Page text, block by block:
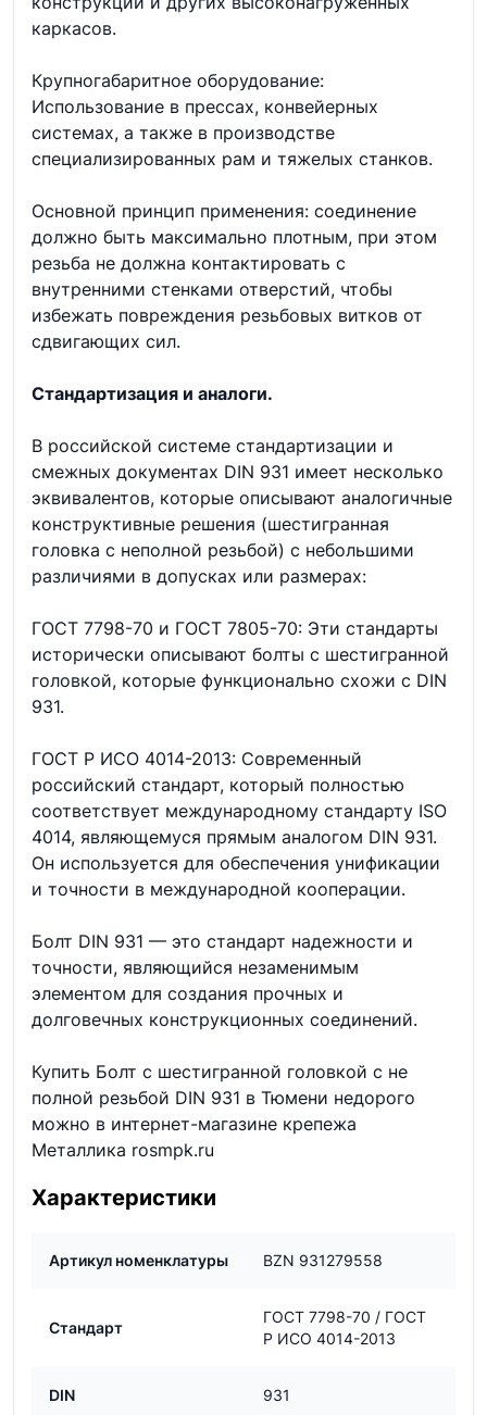
каркасов.
Крупногабаритное оборудование:
Использование в прессах, конвейерных
системах, а также в производстве
специализированных рам и тяжелых станков.
Основной принцип применения: соединение
должно быть максимально плотным, при этом
резьба не должна контактировать с
внутренними стенками отверстий, чтобы
избежать повреждения резьбовых витков от
сдвигающих сил.
Стандартизация и аналоги.
В российской системе стандартизации и
смежных документах DIN 931 имеет несколько
эквивалентов, которые описывают аналогичные
конструктивные решения (шестигранная
головка с неполной резьбой) с небольшими
различиями в допусках или размерах:
ГОСТ 7798-70 и ГОСТ 7805-70: Эти стандарты
исторически описывают болты с шестигранной
головкой, которые функционально схожи с DIN
931.
ГОСТ Р ИСО 4014-2013: Современный
российский стандарт, который полностью
соответствует международному стандарту ISO
4014, являющемуся прямым аналогом DIN 931.
Он используется для обеспечения унификации
и точности в международной кооперации.
Болт DIN 931 — это стандарт надежности и
точности, являющийся незаменимым
элементом для создания прочных и
долговечных конструкционных соединений.
Купить Болт с шестигранной головкой с не
полной резьбой DIN 931 в Тюмени недорого
можно в интернет-магазине крепежа
Металлика rosmpk.ru
Характеристики
Артикул номенклатуры BZN 931279558
Стандарт
ГОСТ 7798-70 / ГОСТ
Р ИСО 4014-2013
DIN 931